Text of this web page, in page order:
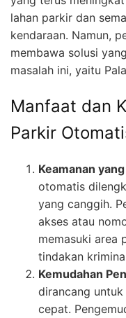
lahan parkir dan
kendaraan. Namun,
membawa solusi
masalah ini, yaitu
Manfaat dan
Parkir
Keamanan
otomatis
yang canggih.
akses atau
memasuki area
tindakan
Kemudahan
dirancang
cepat.